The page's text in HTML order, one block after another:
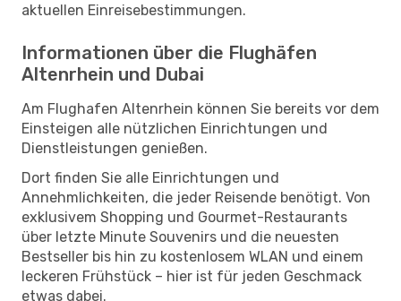
aktuellen Einreisebestimmungen.
Informationen über die Flughäfen
Altenrhein und Dubai
Am Flughafen Altenrhein können Sie bereits vor dem
Einsteigen alle nützlichen Einrichtungen und
Dienstleistungen genießen.
Dort finden Sie alle Einrichtungen und
Annehmlichkeiten, die jeder Reisende benötigt. Von
exklusivem Shopping und Gourmet-Restaurants
über letzte Minute Souvenirs und die neuesten
Bestseller bis hin zu kostenlosem WLAN und einem
leckeren Frühstück – hier ist für jeden Geschmack
etwas dabei.